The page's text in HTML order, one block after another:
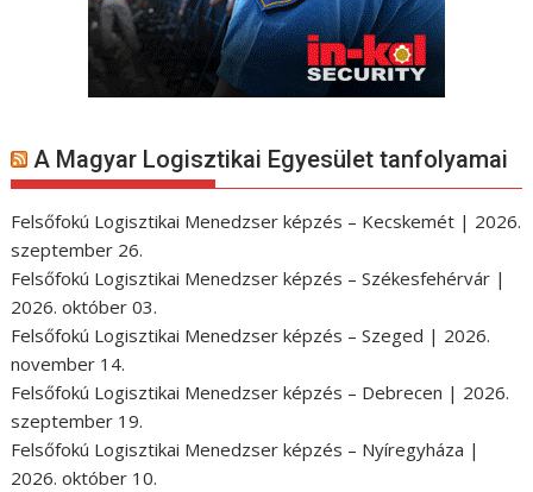
A Magyar Logisztikai Egyesület tanfolyamai
Felsőfokú Logisztikai Menedzser képzés – Kecskemét | 2026.
szeptember 26.
Felsőfokú Logisztikai Menedzser képzés – Székesfehérvár |
2026. október 03.
Felsőfokú Logisztikai Menedzser képzés – Szeged | 2026.
november 14.
Felsőfokú Logisztikai Menedzser képzés – Debrecen | 2026.
szeptember 19.
Felsőfokú Logisztikai Menedzser képzés – Nyíregyháza |
2026. október 10.